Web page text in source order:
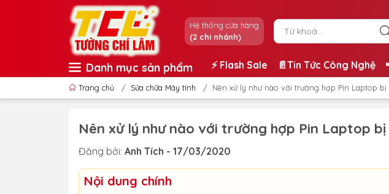
Hệ thống cửa hàng
(2 chi nhánh)
Danh mục sản phẩm ⚡️ Flash Sale 📄Tin Tức Công Nghệ
Trang chủ / Sửa chữa Máy tính / Nên xử lý như nào với trường hợp Pin Laptop bị
Nên xử lý như nào với trường hợp Pin Laptop bị
Đăng bởi: Anh Tích - 17/03/2020
Nội dung chính